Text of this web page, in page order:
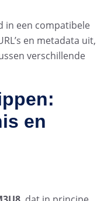
in een compatibele
en metadata uit,
verschillende
en